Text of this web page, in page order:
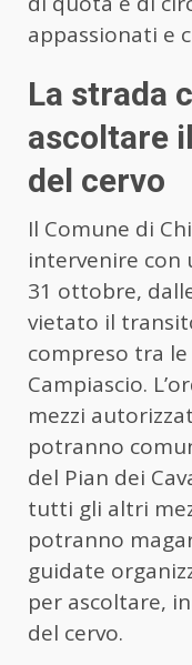
appassionati e
La strada
ascoltare
del cervo
Il Comune di
intervenire con
31 ottobre,
vietato il
compreso tra
Campiascio.
mezzi
potranno
del Pian dei
tutti gli altri
potranno
guidate
per ascoltare,
del cervo.